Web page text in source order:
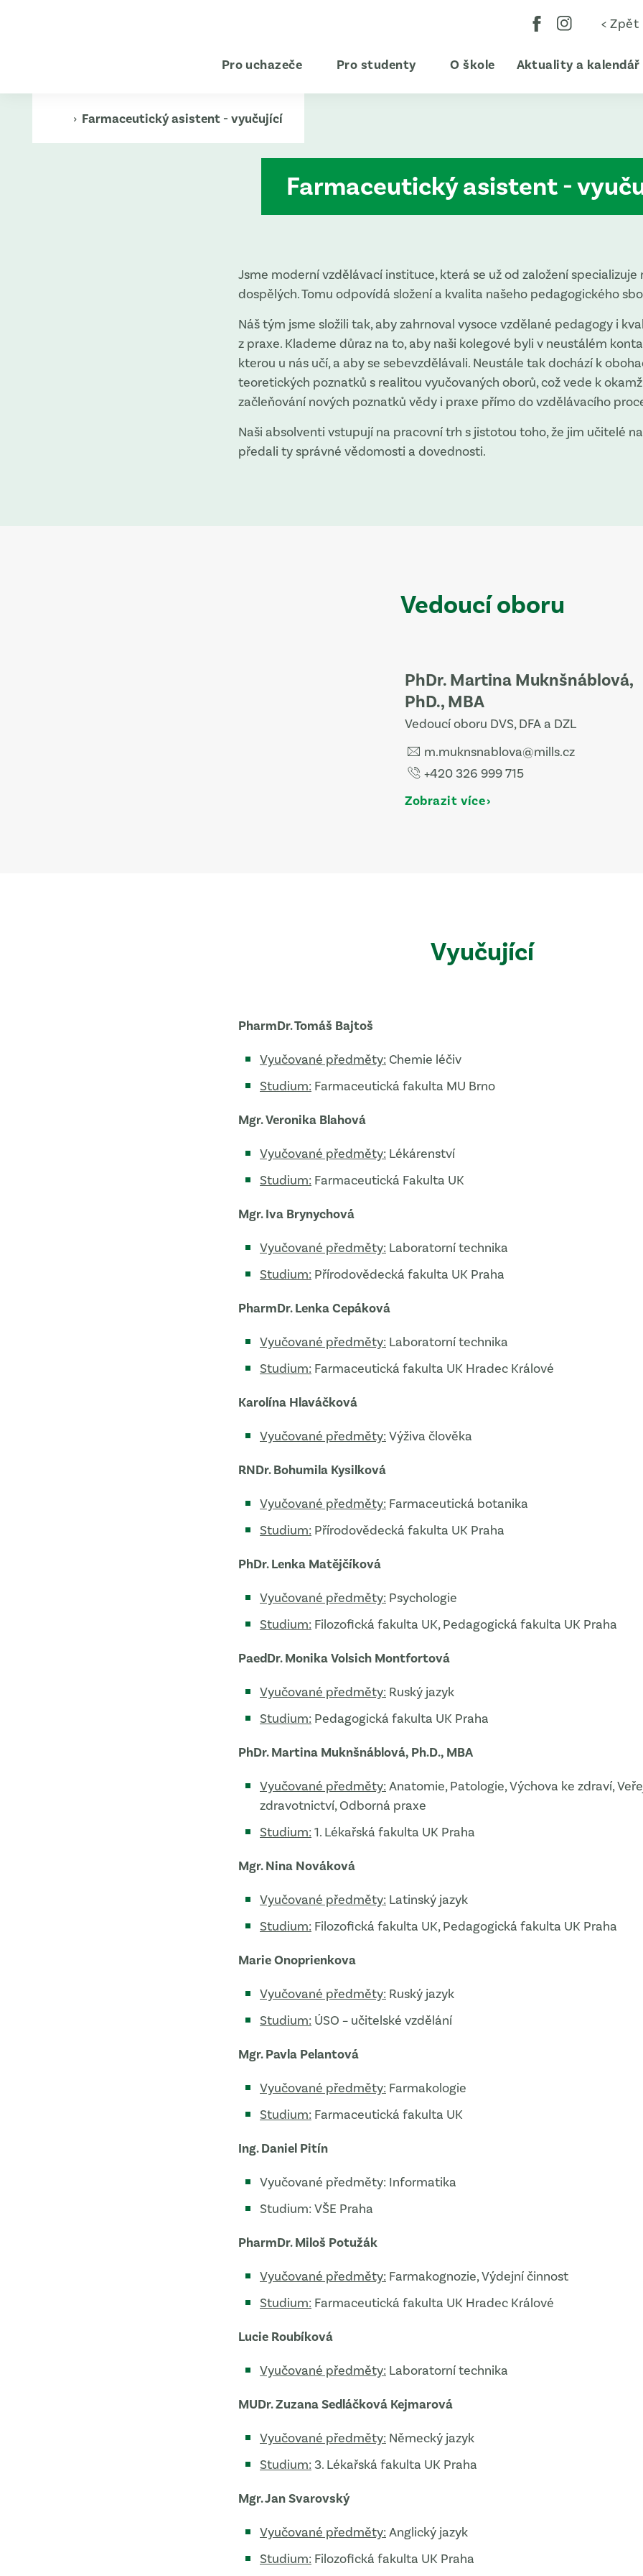
Pro uchazeče Pro studenty O škole Aktuality a kalendář
<
› Farmaceutický asistent - vyučující
Farmaceutický asistent -
Jsme moderní vzdělávací instituce, která se už od založení specializuje
dospělých. Tomu odpovídá složení a kvalita našeho pedagogického
Náš tým jsme složili tak, aby zahrnoval vysoce vzdělané pedagogy i
z praxe. Klademe důraz na to, aby naši kolegové byli v neustálém
kterou u nás učí, a aby se sebevzdělávali. Neustále tak dochází k
teoretických poznatků s realitou vyučovaných oborů, což vede k
začleňování nových poznatků vědy i praxe přímo do vzdělávacího
Naši absolventi vstupují na pracovní trh s jistotou toho, že jim učitelé na
předali ty správné vědomosti a dovednosti.
Vedoucí oboru
PhDr. Martina Muknšnáblová,
PhD., MBA
Vedoucí oboru DVS, DFA a DZL
m.muknsnablova@mills.cz
+420 326 999 715
Zobrazit více
Vyučující
PharmDr. Tomáš Bajtoš
Vyučované předměty: Chemie léčiv
Studium: Farmaceutická fakulta MU Brno
Mgr. Veronika Blahová
Vyučované předměty: Lékárenství
Studium: Farmaceutická Fakulta UK
Mgr. Iva Brynychová
Vyučované předměty: Laboratorní technika
Studium: Přírodovědecká fakulta UK Praha
PharmDr. Lenka Cepáková
Vyučované předměty: Laboratorní technika
Studium: Farmaceutická fakulta UK Hradec Králové
Karolína Hlaváčková
Vyučované předměty: Výživa člověka
RNDr. Bohumila Kysilková
Vyučované předměty: Farmaceutická botanika
Studium: Přírodovědecká fakulta UK Praha
PhDr. Lenka Matějčíková
Vyučované předměty: Psychologie
Studium: Filozofická fakulta UK, Pedagogická fakulta UK Praha
PaedDr. Monika Volsich Montfortová
Vyučované předměty: Ruský jazyk
Studium: Pedagogická fakulta UK Praha
PhDr. Martina Muknšnáblová, Ph.D., MBA
Vyučované předměty: Anatomie, Patologie, Výchova ke zdraví,
zdravotnictví, Odborná praxe
Studium: 1. Lékařská fakulta UK Praha
Mgr. Nina Nováková
Vyučované předměty: Latinský jazyk
Studium: Filozofická fakulta UK, Pedagogická fakulta UK Praha
Marie Onoprienkova
Vyučované předměty: Ruský jazyk
Studium: ÚSO – učitelské vzdělání
Mgr. Pavla Pelantová
Vyučované předměty: Farmakologie
Studium: Farmaceutická fakulta UK
Ing. Daniel Pitín
Vyučované předměty: Informatika
Studium: VŠE Praha
PharmDr. Miloš Potužák
Vyučované předměty: Farmakognozie, Výdejní činnost
Studium: Farmaceutická fakulta UK Hradec Králové
Lucie Roubíková
Vyučované předměty: Laboratorní technika
MUDr. Zuzana Sedláčková Kejmarová
Vyučované předměty: Německý jazyk
Studium: 3. Lékařská fakulta UK Praha
Mgr. Jan Svarovský
Vyučované předměty: Anglický jazyk
Studium: Filozofická fakulta UK Praha